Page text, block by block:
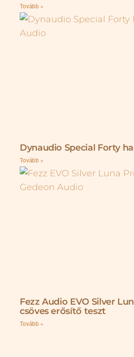
Tovább »
Dynaudio Special Forty
Tovább »
Fezz Audio EVO Silver
csöves erősítő teszt
Tovább »